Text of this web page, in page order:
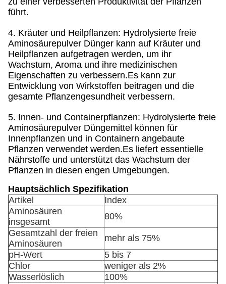
führt.
4. Kräuter und Heilpflanzen: Hydrolysierte freie
Aminosäurepulver Dünger kann auf Kräuter und
Heilpflanzen aufgetragen werden, um ihr
Wachstum, Aroma und ihre medizinischen
Eigenschaften zu verbessern.Es kann zur
Entwicklung von Wirkstoffen beitragen und die
gesamte Pflanzengesundheit verbessern.
5. Innen- und Containerpflanzen: Hydrolysierte freie
Aminosäurepulver Düngemittel können für
Innenpflanzen und in Containern angebaute
Pflanzen verwendet werden.Es liefert essentielle
Nährstoffe und unterstützt das Wachstum der
Pflanzen in diesen engen Umgebungen.
Hauptsächlich Spezifikation
Artikel
Index
Aminosäuren
insgesamt
80%
Gesamtzahl der freien
Aminosäuren
mehr als 75%
pH-Wert
5 bis 7
Chlor
weniger als 2%
Wasserlöslich
100%